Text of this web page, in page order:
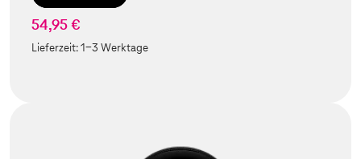
54,95 €
Lieferzeit:1-3 Werktage